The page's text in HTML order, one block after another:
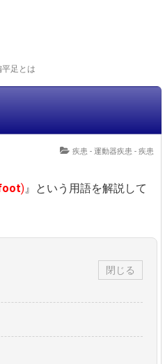
平足とは
疾患 - 運動器疾患 - 疾患
)』という用語を解説して
閉じる